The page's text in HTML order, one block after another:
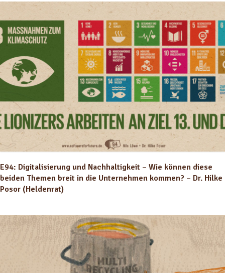
E94: Digitalisierung und Nachhaltigkeit – Wie können diese
beiden Themen breit in die Unternehmen kommen? – Dr. Hilke
Posor (Heldenrat)